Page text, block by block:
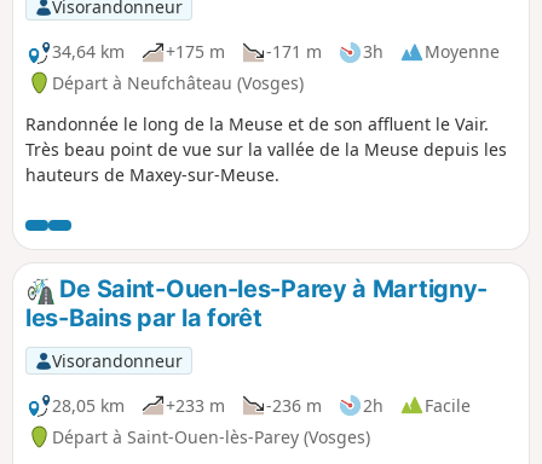
petit effort pour gravir le promontoire sur lequel est
perchée la Citadelle de Langres. En récompense : une vue
splendide au crépuscule !
Visorandonneur
34,64 km
+175 m -171 m 3h
Moyenne
Départ à Neufchâteau (Vosges)
Randonnée le long de la Meuse et de son affluent le Vair.
Très beau point de vue sur la vallée de la Meuse depuis les
hauteurs de Maxey-sur-Meuse.
De Saint-Ouen-les-Parey à Martigny-
les-Bains par la forêt
Visorandonneur
28,05 km
+233 m -236 m 2h
Facile
Départ à Saint-Ouen-lès-Parey (Vosges)